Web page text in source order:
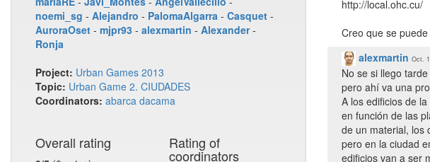
noemi_sg - Alejandro - PalomaAlgarra - Casquet -
AuroraOset - mjpr93 - alexmartin - Alexander-
Ronja
Project: Urban Games 2013
Topic: Urban Game 2. CIUDADES
Coordinators: abarca dacama
Overall rating Rating of
coordinators
http://local.ohc.cu/
Creo que se
alexmartin Oct.
No se si llego
pero ahí va una
A los edificios de
en función de las
de un material, los
pero en la ciudad
edificios van a ser